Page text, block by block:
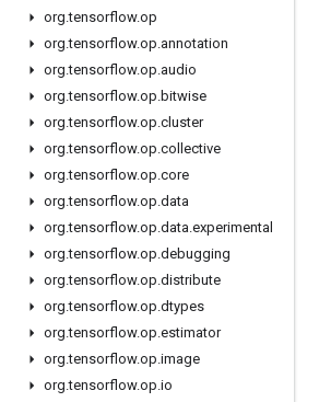
org.tensorflow.op
org.tensorflow.op.annotation
org.tensorflow.op.audio
org.tensorflow.op.bitwise
org.tensorflow.op.cluster
org.tensorflow.op.collective
org.tensorflow.op.core
org.tensorflow.op.data
org.tensorflow.op.data.experimental
org.tensorflow.op.debugging
org.tensorflow.op.distribute
org.tensorflow.op.dtypes
org.tensorflow.op.estimator
org.tensorflow.op.image
org.tensorflow.op.io